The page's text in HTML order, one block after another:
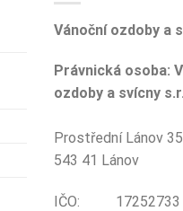
Vánoční ozdoby a
Právnická osoba:
ozdoby a svícny
Prostřední Lánov
543 41 Lánov
IČO: 17252733